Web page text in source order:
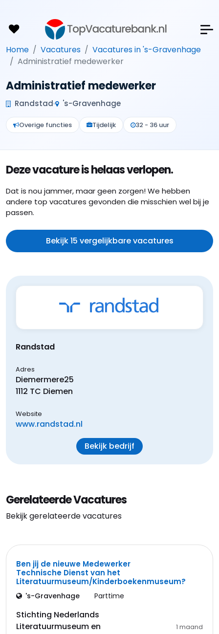
Home Vacatures
Vacatures in 's-Gravenhage
Administratief medewerker
Administratief medewerker
Randstad 's-Gravenhage
Overige functies Tijdelijk 32 - 36 uur
Deze vacature is helaas verlopen.
Dat is nou jammer, maar geen zorgen! We hebben
andere top vacatures gevonden die misschien wel bij je
passen.
Bekijk 15 vergelijkbare vacatures
Randstad
Adres
Diemermere25
1112 TC Diemen
Website
www.randstad.nl
Bekijk bedrijf
Gerelateerde Vacatures
Bekijk gerelateerde vacatures
Ben jij de nieuwe Medewerker
Technische Dienst van het
Literatuurmuseum/Kinderboekenmuseum?
's-Gravenhage Parttime
Stichting Nederlands
Literatuurmuseum en
1 maand